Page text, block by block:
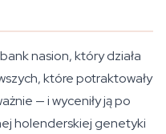
nasion, który działa
które potraktowały
— i wyceniły ją po
holenderskiej genetyki